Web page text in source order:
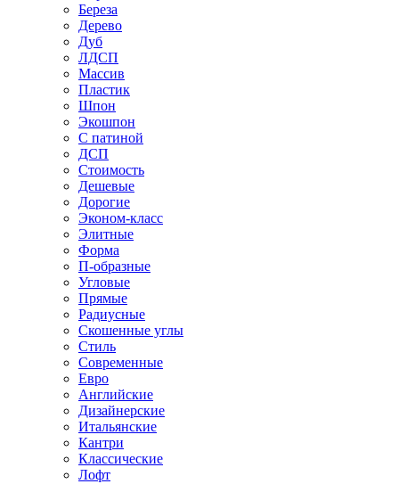
Береза
Дерево
Дуб
ЛДСП
Массив
Пластик
Шпон
Экошпон
С патиной
ДСП
Стоимость
Дешевые
Дорогие
Эконом-класс
Элитные
Форма
П-образные
Угловые
Прямые
Радиусные
Скошенные углы
Стиль
Современные
Евро
Английские
Дизайнерские
Итальянские
Кантри
Классические
Лофт